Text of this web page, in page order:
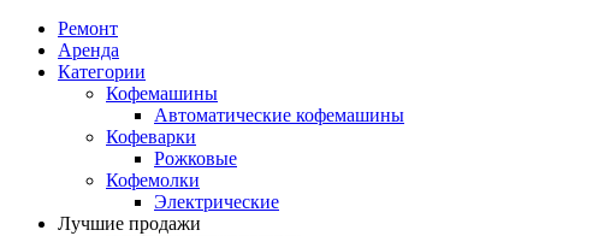
Ремонт
Аренда
Категории
Кофемашины
Автоматические кофемашины
Кофеварки
Рожковые
Кофемолки
Электрические
Лучшие продажи